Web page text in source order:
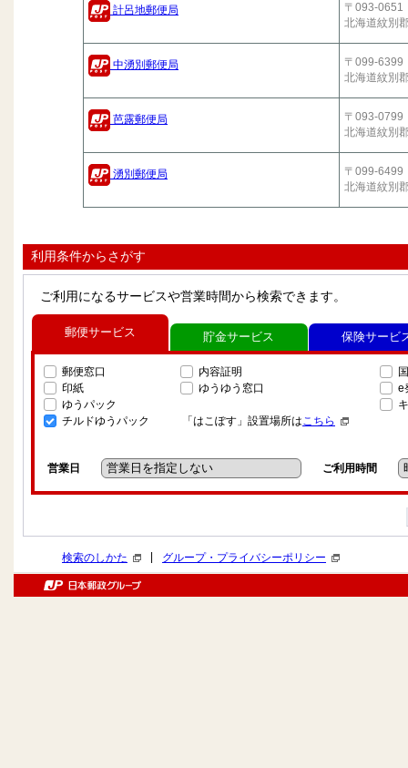
計呂地郵便局
〒093-0651
北海道紋別
中湧別郵便局
〒099-6399
北海道紋別
芭露郵便局
〒093-0799
北海道紋別
湧別郵便局
〒099-6499
北海道紋別
利用条件からさがす
ご利用になるサービスや営業時間から検索できます。
郵便サービス
郵便窓口
印紙
ゆうパック
チルドゆうパック
内容証明
ゆうゆう窓口
「はこぽす」設置場所はこちら
e
営業日 ご利用時間
貯金サービス 保険サービ
検索のしかた グループ・プライバシーポリシー